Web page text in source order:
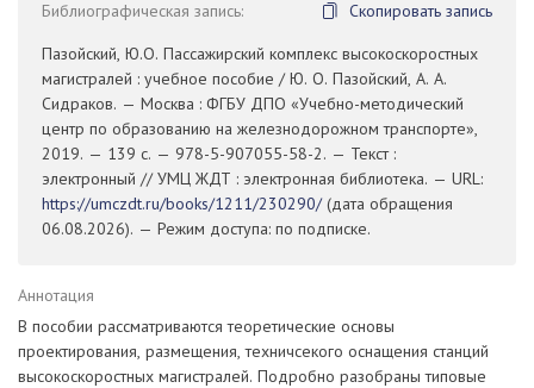
Библиографическая запись:
Скопировать запись
Пазойский, Ю.О. Пассажирский комплекс высокоскоростных
магистралей : учебное пособие / Ю. О. Пазойский, А. А.
Сидраков. — Москва : ФГБУ ДПО «Учебно-методический
центр по образованию на железнодорожном транспорте»,
2019. — 139 с. — 978-5-907055-58-2. — Текст :
электронный // УМЦ ЖДТ : электронная библиотека. — URL:
https://umczdt.ru/books/1211/230290/(дата обращения
06.08.2026). — Режим доступа: по подписке.
Аннотация
В пособии рассматриваются теоретические основы
проектирования, размещения, техничсекого оснащения станций
высокоскоростных магистралей. Подробно разобраны типовые